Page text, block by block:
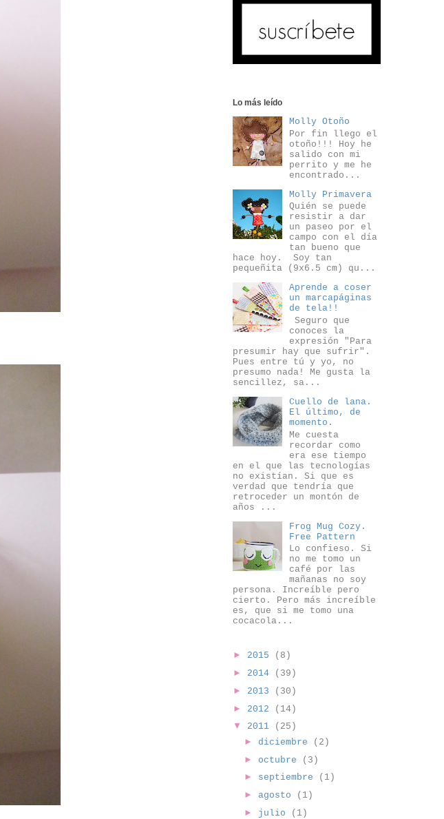
Lo más leído
Molly Otoño
Por fin llego el
otoño!!! Hoy he
salido con mi
perrito y me he
encontrado...
Molly Primavera
Quién se puede
resistir a dar
un paseo por el
campo con el día
tan bueno que
hace hoy. Soy tan
pequeñita (9x6.5 cm) qu...
Aprende a coser
un marcapáginas
de tela!!
Seguro que
conoces la
expresión "Para
presumir hay que sufrir".
Pues entre tú y yo, no
presumo nada! Me gusta la
sencillez, sa...
Cuello de lana.
El último, de
momento.
Me cuesta
recordar como
era ese tiempo
en el que las tecnologías
no existían. Si que es
verdad que tendría que
retroceder un montón de
años ...
Frog Mug Cozy.
Free Pattern
Lo confieso. Si
no me tomo un
café por las
mañanas no soy
persona. Increíble pero
cierto. Pero más increíble
es, que si me tomo una
cocacola...
► 2015
(8)
► 2014
(39)
► 2013
(30)
► 2012
(14)
▼ 2011
(25)
► diciembre
(2)
► octubre
(3)
► septiembre
(1)
► agosto
(1)
► julio
(1)